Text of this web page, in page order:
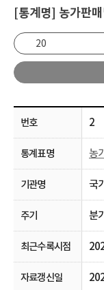
[통계명] 농가판
2
농
국
분기